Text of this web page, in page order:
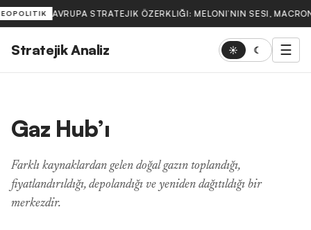
AVRUPA STRATEJIK ÖZERKLIĞI: MELONI’NIN SESI,
Stratejik Analiz ☀ ☾ ☰
Gaz Hub’ı
Farklı kaynaklardan gelen doğal gazın toplandığı,
fiyatlandırıldığı, depolandığı ve yeniden dağıtıldığı bir
merkezdir.